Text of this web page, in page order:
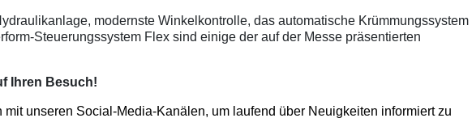
modernste Winkelkontrolle, das automatische Krümmungssystem
Steuerungssystem Flex sind einige der auf der Messe präsentierten
Ihren Besuch!
mit unseren Social-Media-Kanälen, um laufend über Neuigkeiten informiert zu